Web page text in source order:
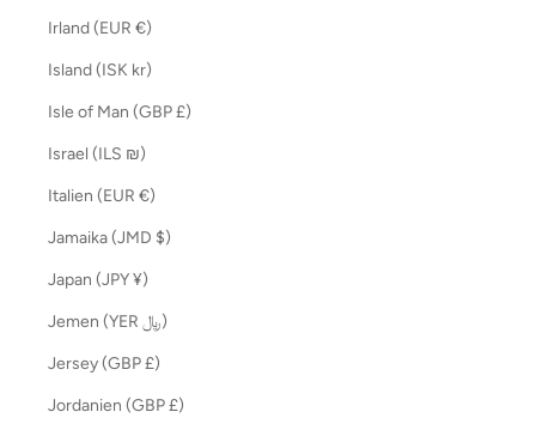
Irland (EUR €)
Island (ISK kr)
Isle of Man (GBP £)
Israel (ILS ₪)
Italien (EUR €)
Jamaika (JMD $)
Japan (JPY ¥)
Jemen (YER ﷼)
Jersey (GBP £)
Jordanien (GBP £)